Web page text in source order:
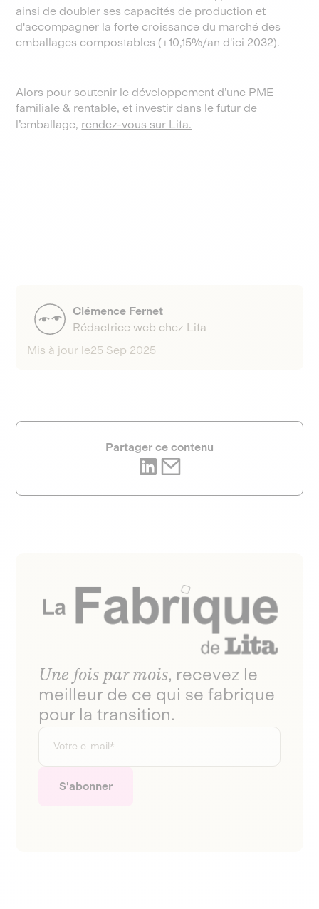
ainsi de doubler ses capacités de production et
d'accompagner la forte croissance du marché des
emballages compostables (+10,15%/an d'ici 2032).
Alors pour soutenir le développement d’une PME
familiale & rentable, et investir dans le futur de
l’emballage, rendez-vous sur Lita.
Clémence Fernet
Rédactrice web chez Lita
Mis à jour le25 Sep 2025
Partager ce contenu
Une fois par mois, recevez le
meilleur de ce qui se fabrique
pour la transition.